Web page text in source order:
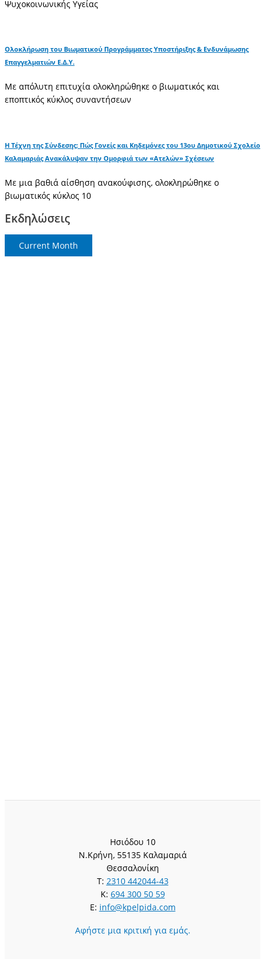
Ψυχοκοινωνικής Υγείας
Ολοκλήρωση του Βιωματικού Προγράμματος Υποστήριξης & Ενδυνάμωσης
Επαγγελματιών Ε.Δ.Υ.
Με απόλυτη επιτυχία ολοκληρώθηκε ο βιωματικός και
εποπτικός κύκλος συναντήσεων
Η Τέχνη της Σύνδεσης: Πώς Γονείς και Κηδεμόνες του 13ου Δημοτικού Σχολείο
Καλαμαριάς Ανακάλυψαν την Ομορφιά των «Ατελών» Σχέσεων
Με μια βαθιά αίσθηση ανακούφισης, ολοκληρώθηκε ο
βιωματικός κύκλος 10
Εκδηλώσεις
Current Month
Ησιόδου 10
Ν.Κρήνη, 55135 Καλαμαριά
Θεσσαλονίκη
T: 2310 442044-43
K: 694 300 50 59
E: info@kpelpida.com
Αφήστε μια κριτική για εμάς.